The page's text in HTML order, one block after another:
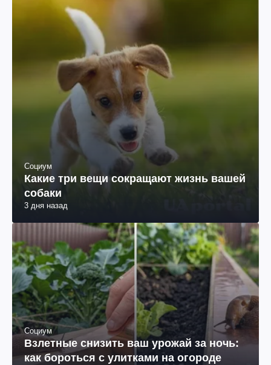
Социум
Какие три вещи сокращают жизнь вашей
собаки
3 дня назад
Социум
Взлетные снизить ваш урожай за ночь:
как бороться с улитками на огороде